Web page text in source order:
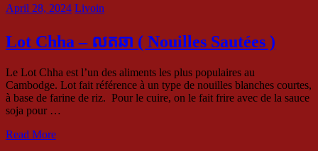
April 28, 2024 Livoin
Lot Chha – លតឆា ( Nouilles Sautées )
Le Lot Chha est l’un des aliments les plus populaires au
Cambodge. Lot fait référence à un type de nouilles blanches courtes,
à base de farine de riz. Pour le cuire, on le fait frire avec de la sauce
soja pour …
Read More